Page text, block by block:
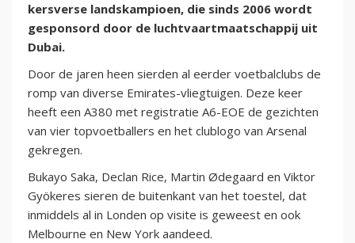
kersverse landskampioen, die sinds 2006 wordt
gesponsord door de luchtvaartmaatschappij uit
Dubai.
Door de jaren heen sierden al eerder voetbalclubs de
romp van diverse Emirates-vliegtuigen. Deze keer
heeft een A380 met registratie A6-EOE de gezichten
van vier topvoetballers en het clublogo van Arsenal
gekregen.
Bukayo Saka, Declan Rice, Martin Ødegaard en Viktor
Gyökeres sieren de buitenkant van het toestel, dat
inmiddels al in Londen op visite is geweest en ook
Melbourne en New York aandeed.